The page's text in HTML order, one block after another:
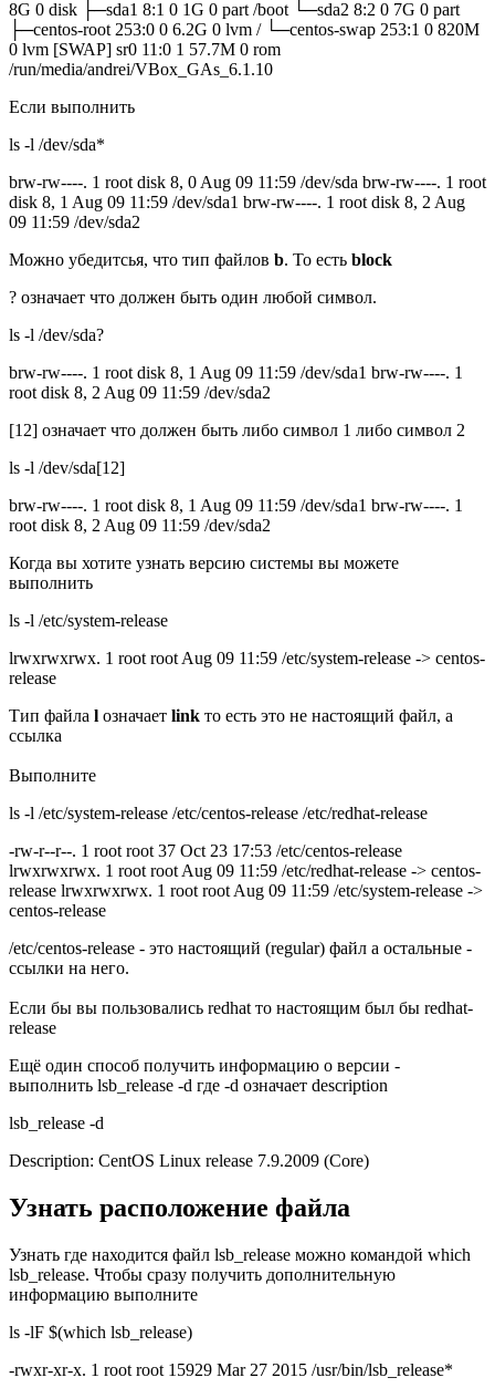
8G 0 disk ├─sda1 8:1 0 1G 0 part /boot └─sda2 8:2 0 7G 0 part
├─centos-root 253:0 0 6.2G 0 lvm / └─centos-swap 253:1 0 820M
0 lvm [SWAP] sr0 11:0 1 57.7M 0 rom
/run/media/andrei/VBox_GAs_6.1.10
Если выполнить
ls -l /dev/sda*
brw-rw----. 1 root disk 8, 0 Aug 09 11:59 /dev/sda brw-rw----. 1 root
disk 8, 1 Aug 09 11:59 /dev/sda1 brw-rw----. 1 root disk 8, 2 Aug
09 11:59 /dev/sda2
Можно убедитсья, что тип файлов b. То есть block
? означает что должен быть один любой символ.
ls -l /dev/sda?
brw-rw----. 1 root disk 8, 1 Aug 09 11:59 /dev/sda1 brw-rw----. 1
root disk 8, 2 Aug 09 11:59 /dev/sda2
[12] означает что должен быть либо символ 1 либо символ 2
ls -l /dev/sda[12]
brw-rw----. 1 root disk 8, 1 Aug 09 11:59 /dev/sda1 brw-rw----. 1
root disk 8, 2 Aug 09 11:59 /dev/sda2
Когда вы хотите узнать версию системы вы можете
выполнить
ls -l /etc/system-release
lrwxrwxrwx. 1 root root Aug 09 11:59 /etc/system-release -> centos-
release
Тип файла l означает link то есть это не настоящий файл, а
ссылка
Выполните
ls -l /etc/system-release /etc/centos-release /etc/redhat-release
-rw-r--r--. 1 root root 37 Oct 23 17:53 /etc/centos-release
lrwxrwxrwx. 1 root root Aug 09 11:59 /etc/redhat-release -> centos-
release lrwxrwxrwx. 1 root root Aug 09 11:59 /etc/system-release ->
centos-release
/etc/centos-release - это настоящий (regular) файл а остальные -
ссылки на него.
Если бы вы пользовались redhat то настоящим был бы redhat-
release
Ещё один способ получить информацию о версии -
выполнить lsb_release -d где -d означает description
lsb_release -d
Description: CentOS Linux release 7.9.2009 (Core)
Узнать расположение файла
Узнать где находится файл lsb_release можно командой which
lsb_release. Чтобы сразу получить дополнительную
информацию выполните
ls -lF $(which lsb_release)
-rwxr-xr-x. 1 root root 15929 Mar 27 2015 /usr/bin/lsb_release*